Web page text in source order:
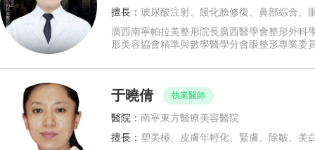
擅長： 玻尿酸注射、饅化臉修復、鼻部綜合、
廣西南寧帕拉美整形院長廣西醫學會整形外
形美容協會精準與數學醫學分會眼整形專業委
于曉倩 執業醫師
醫院： 南寧東方醫療美容醫院
擅長： 塑美極、皮膚年輕化、緊膚、除皺、美